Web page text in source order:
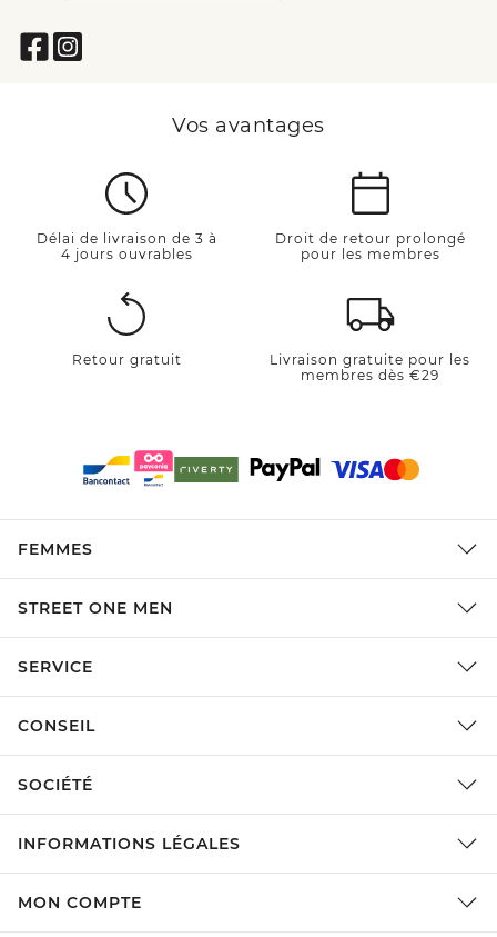
Vos avantages
Délai de livraison de 3 à
4 jours ouvrables
Droit de retour prolongé
pour les membres
Retour gratuit
Livraison gratuite pour les
membres dès €29
FEMMES
STREET ONE MEN
SERVICE
CONSEIL
SOCIÉTÉ
INFORMATIONS LÉGALES
MON COMPTE